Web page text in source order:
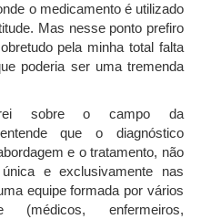
o medicamento é utilizado
Mas nesse ponto prefiro
pela minha total falta
poderia ser uma tremenda
sobre o campo da
que o diagnóstico
e o tratamento, não
e exclusivamente nas
equipe formada por vários
(médicos, enfermeiros,